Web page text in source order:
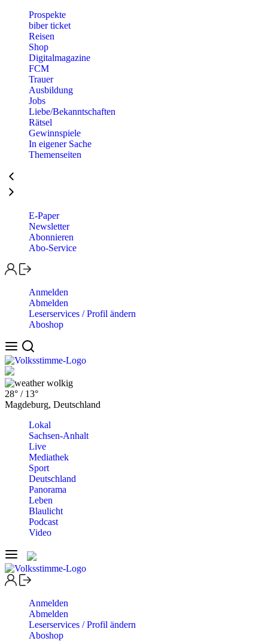
Prospekte
biber ticket
Reisen
Shop
Digitalmagazine
FCM
Trauer
Ausbildung
Jobs
Liebe/Bekanntschaften
Rätsel
Gewinnspiele
In eigener Sache
Themenseiten
E-Paper
Newsletter
Abonnieren
Abo-Service
Anmelden
Abmelden
Leserservices / Profil ändern
Aboshop
wolkig
28° / 13°
Magdeburg, Deutschland
Lokal
Sachsen-Anhalt
Live
Mediathek
Sport
Deutschland
Panorama
Leben
Blaulicht
Podcast
Video
Anmelden
Abmelden
Leserservices / Profil ändern
Aboshop